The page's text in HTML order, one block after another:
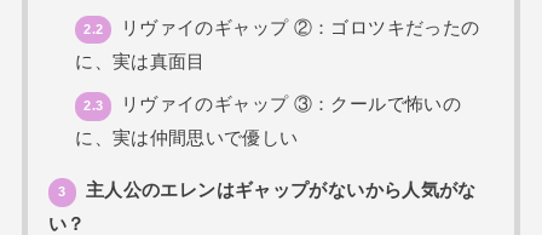
2.2
リヴァイのギャップ ②：ゴロツキだったの
に、実は真面目
2.3
リヴァイのギャップ ③：クールで怖いの
に、実は仲間思いで優しい
3
主人公のエレンはギャップがないから人気がな
い？